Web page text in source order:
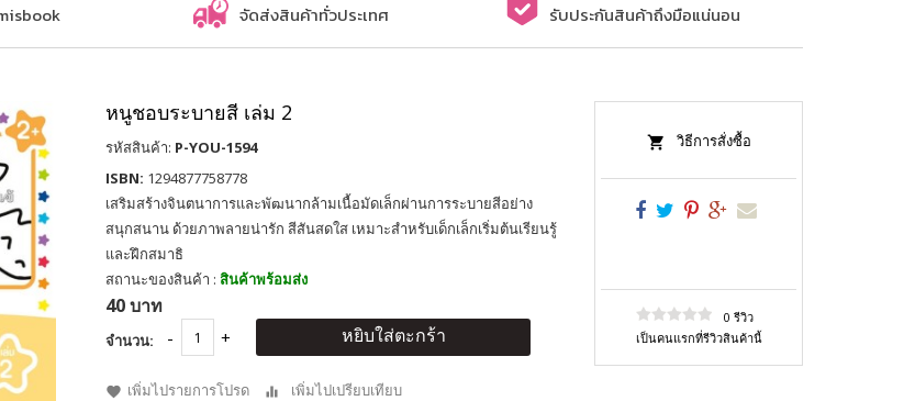
จัดส่งสินค้าทั่วประเทศ รับประกันสินค้าถึงมือแน่นอน
หนูชอบระบายสี เล่ม 2
รหัสสินค้า: P-YOU-1594
ISBN: 1294877758778
เสริมสร้างจินตนาการและพัฒนากล้ามเนื้อมัดเล็กผ่านการระบายสีอย่าง
สนุกสนาน ด้วยภาพลายน่ารัก สีสันสดใส เหมาะสำหรับเด็กเล็กเริ่มต้นเรียนรู้
และฝึกสมาธิ
สถานะของสินค้า : สินค้าพร้อมส่ง
40 บาท
จำนวน: หยิบใส่ตะกร้า
เพิ่มไปรายการโปรด เพิ่มไปเปรียบเทียบ
วิธีการสั่งซื้อ
0 รีวิว
เป็นคนแรกที่รีวิวสินค้านี้